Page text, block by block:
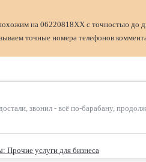
на 06220818XX с точностью до
точные номера телефонов
звонил - всё по-барабану,
: Прочие услуги для бизнеса